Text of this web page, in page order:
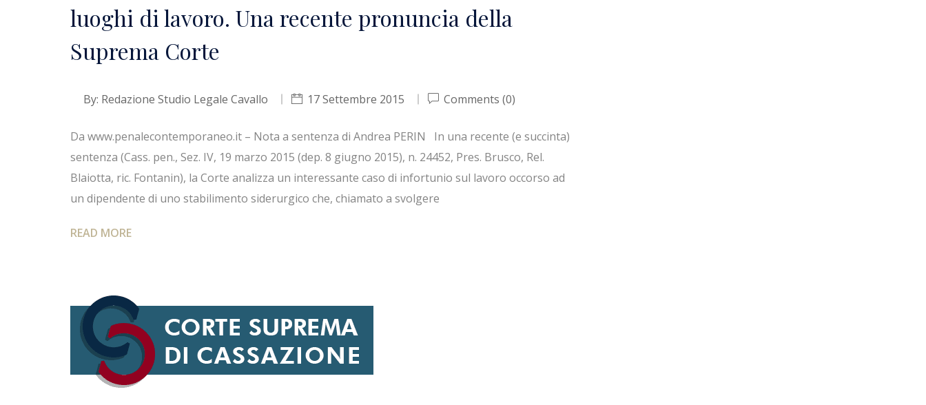
luoghi di lavoro. Una recente pronuncia della
Suprema Corte
By: Redazione Studio Legale Cavallo 17 Settembre 2015 Comments (0)
Da www.penalecontemporaneo.it – Nota a sentenza di Andrea PERIN In una recente (e succinta)
sentenza (Cass. pen., Sez. IV, 19 marzo 2015 (dep. 8 giugno 2015), n. 24452, Pres. Brusco, Rel.
Blaiotta, ric. Fontanin), la Corte analizza un interessante caso di infortunio sul lavoro occorso ad
un dipendente di uno stabilimento siderurgico che, chiamato a svolgere
READ MORE